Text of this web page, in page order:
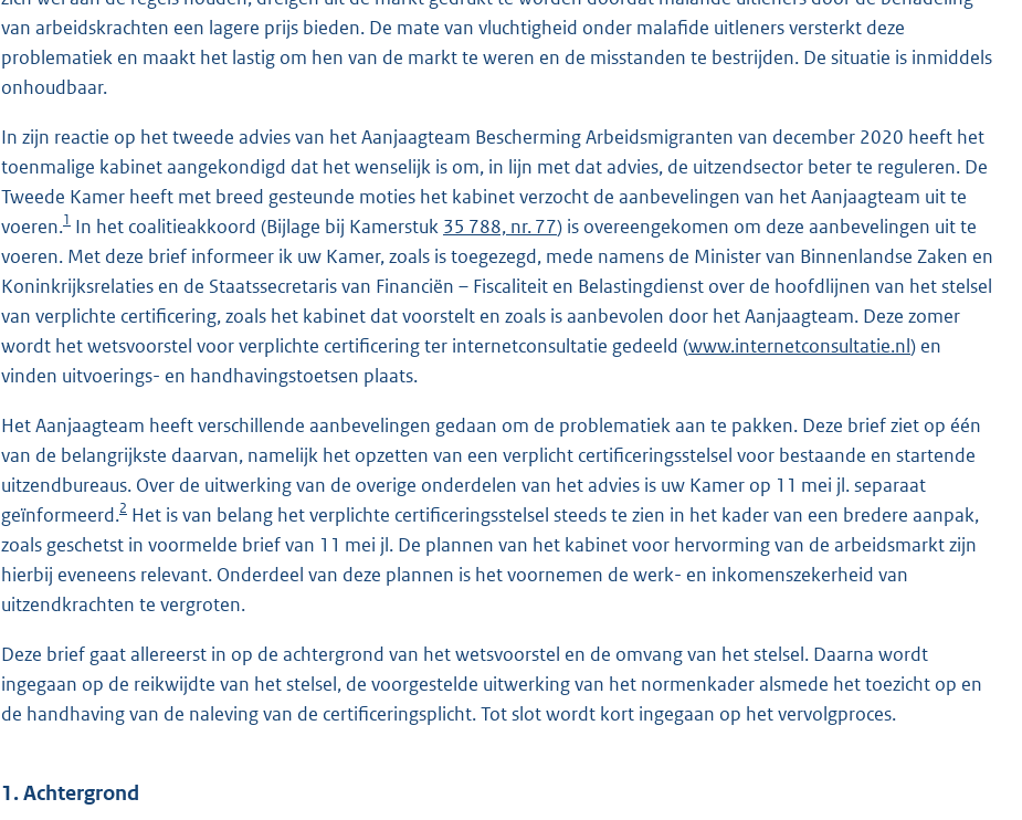
b
van arbeidskrachten een lagere prijs bieden. De mate van vluchtigheid onder malafide uitleners versterkt deze
problematiek en maakt het lastig om hen van de markt te weren en de misstanden te bestrijden. De situatie is inmiddels
onhoudbaar.
In zijn reactie op het tweede advies van het Aanjaagteam Bescherming Arbeidsmigranten van december 2020 heeft het
toenmalige kabinet aangekondigd dat het wenselijk is om, in lijn met dat advies, de uitzendsector beter te reguleren. De
Tweede Kamer heeft met breed gesteunde moties het kabinet verzocht de aanbevelingen van het Aanjaagteam uit te
voeren.1 In het coalitieakkoord (Bijlage bij Kamerstuk 35 788, nr. 77) is overeengekomen om deze aanbevelingen uit te
voeren. Met deze brief informeer ik uw Kamer, zoals is toegezegd, mede namens de Minister van Binnenlandse Zaken en
Koninkrijksrelaties en de Staatssecretaris van Financiën – Fiscaliteit en Belastingdienst over de hoofdlijnen van het stelsel
van verplichte certificering, zoals het kabinet dat voorstelt en zoals is aanbevolen door het Aanjaagteam. Deze zomer
wordt het wetsvoorstel voor verplichte certificering ter internetconsultatie gedeeld (www.internetconsultatie.nl) en
vinden uitvoerings- en handhavingstoetsen plaats.
Het Aanjaagteam heeft verschillende aanbevelingen gedaan om de problematiek aan te pakken. Deze brief ziet op één
van de belangrijkste daarvan, namelijk het opzetten van een verplicht certificeringsstelsel voor bestaande en startende
uitzendbureaus. Over de uitwerking van de overige onderdelen van het advies is uw Kamer op 11 mei jl. separaat
geïnformeerd.2 Het is van belang het verplichte certificeringsstelsel steeds te zien in het kader van een bredere aanpak,
zoals geschetst in voormelde brief van 11 mei jl. De plannen van het kabinet voor hervorming van de arbeidsmarkt zijn
hierbij eveneens relevant. Onderdeel van deze plannen is het voornemen de werk- en inkomenszekerheid van
uitzendkrachten te vergroten.
Deze brief gaat allereerst in op de achtergrond van het wetsvoorstel en de omvang van het stelsel. Daarna wordt
ingegaan op de reikwijdte van het stelsel, de voorgestelde uitwerking van het normenkader alsmede het toezicht op en
de handhaving van de naleving van de certificeringsplicht. Tot slot wordt kort ingegaan op het vervolgproces.
1. Achtergrond